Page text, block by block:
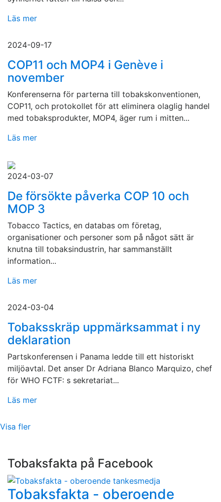
Läs mer
2024-09-17
COP11 och MOP4 i Genève i
november
Konferenserna för parterna till tobakskonventionen,
COP11, och protokollet för att eliminera olaglig handel
med tobaksprodukter, MOP4, äger rum i mitten...
Läs mer
2024-03-07
De försökte påverka COP 10 och
MOP 3
Tobacco Tactics, en databas om företag,
organisationer och personer som på något sätt är
knutna till tobaksindustrin, har sammanställt
information...
Läs mer
2024-03-04
Tobaksskräp uppmärksammat i ny
deklaration
Partskonferensen i Panama ledde till ett historiskt
miljöavtal. Det anser Dr Adriana Blanco Marquizo, chef
för WHO FCTF: s sekretariat...
Läs mer
Visa fler
Tobaksfakta på Facebook
Tobaksfakta - oberoende